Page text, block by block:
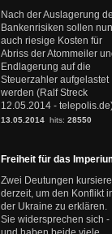
Nach der Auslagerung
Bankenrisiken sollen nun
auch riesige Kosten für
Abriss der Atommeiler
Endlagerung auf die
Steuerzahler aufgelastet
werden (Ralf Streck
12.05.2014 -
13.05.2014 hits: 28550
Freiheit für das
Zwei Deutungen
derzeit, um den Konflikt
der Ukraine zu erklären.
Sie widersprechen sich -